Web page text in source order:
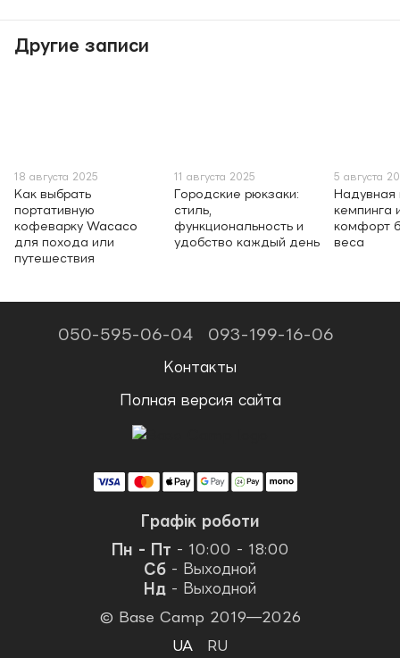
Другие записи
18 августа 2025
Как выбрать
портативную
кофеварку Wacaco
для похода или
путешествия
11 августа 2025
Городские рюкзаки:
стиль,
функциональность и
удобство каждый день
5 августа
кемпинга
комфорт
веса
050-595-06-04 093-199-16-06
Контакты
Полная версия сайта
Графік роботи
Пн - Пт - 10:00 - 18:00
Сб - Выходной
Нд - Выходной
© Base Camp 2019—2026
UA
RU